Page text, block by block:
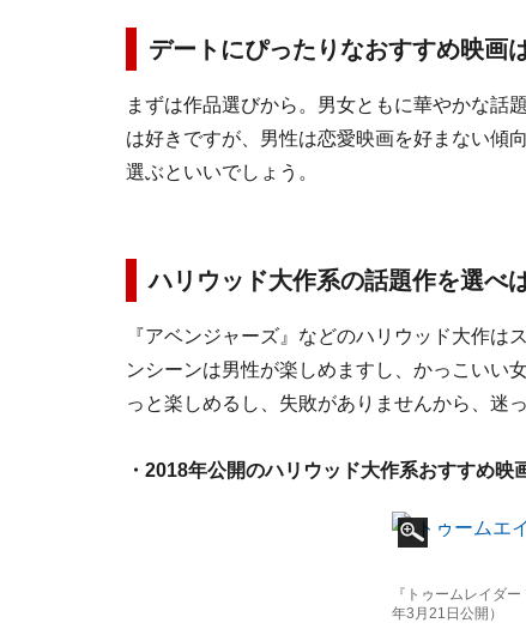
デートにぴったりなおすすめ映画
まずは作品選びから。男女ともに華やかな話
は好きですが、男性は恋愛映画を好まない傾
選ぶといいでしょう。
ハリウッド大作系の話題作を選べ
『アベンジャーズ』などのハリウッド大作は
ンシーンは男性が楽しめますし、かっこいい
っと楽しめるし、失敗がありませんから、迷
・2018年公開のハリウッド大作系おすすめ映
『トゥームレイダ
年3月21日公開）